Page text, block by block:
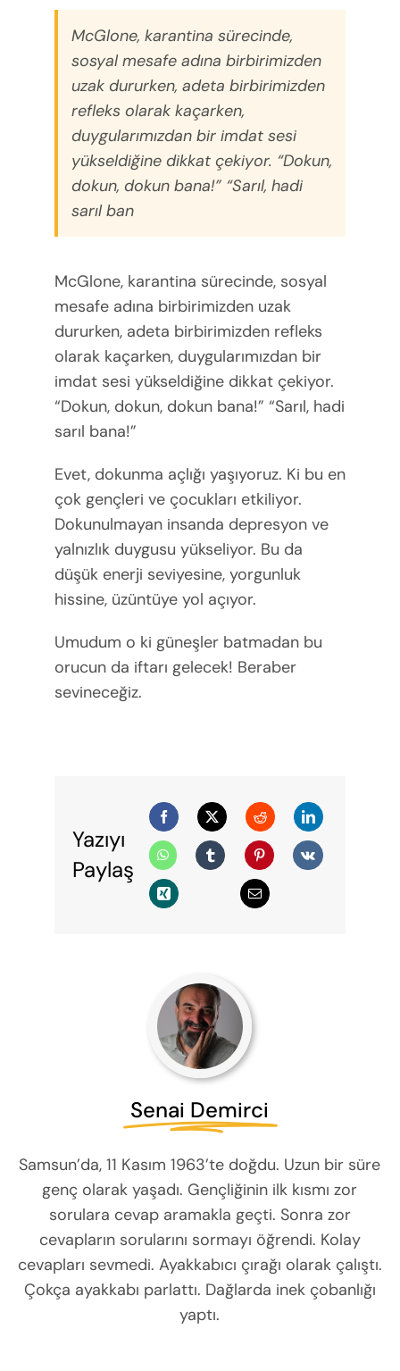
McGlone, karantina sürecinde,
sosyal mesafe adına birbirimizden
uzak dururken, adeta birbirimizden
refleks olarak kaçarken,
duygularımızdan bir imdat sesi
yükseldiğine dikkat çekiyor. “Dokun,
dokun, dokun bana!” “Sarıl, hadi
sarıl ban
McGlone, karantina sürecinde, sosyal
mesafe adına birbirimizden uzak
dururken, adeta birbirimizden refleks
olarak kaçarken, duygularımızdan bir
imdat sesi yükseldiğine dikkat çekiyor.
“Dokun, dokun, dokun bana!” “Sarıl, hadi
sarıl bana!”
Evet, dokunma açlığı yaşıyoruz. Ki bu en
çok gençleri ve çocukları etkiliyor.
Dokunulmayan insanda depresyon ve
yalnızlık duygusu yükseliyor. Bu da
düşük enerji seviyesine, yorgunluk
hissine, üzüntüye yol açıyor.
Umudum o ki güneşler batmadan bu
orucun da iftarı gelecek! Beraber
sevineceğiz.
Yazıyı
Paylaş
Senai Demirci
Samsun’da, 11 Kasım 1963’te doğdu. Uzun bir süre
genç olarak yaşadı. Gençliğinin ilk kısmı zor
sorulara cevap aramakla geçti. Sonra zor
cevapların sorularını sormayı öğrendi. Kolay
cevapları sevmedi. Ayakkabıcı çırağı olarak çalıştı.
Çokça ayakkabı parlattı. Dağlarda inek çobanlığı
yaptı.